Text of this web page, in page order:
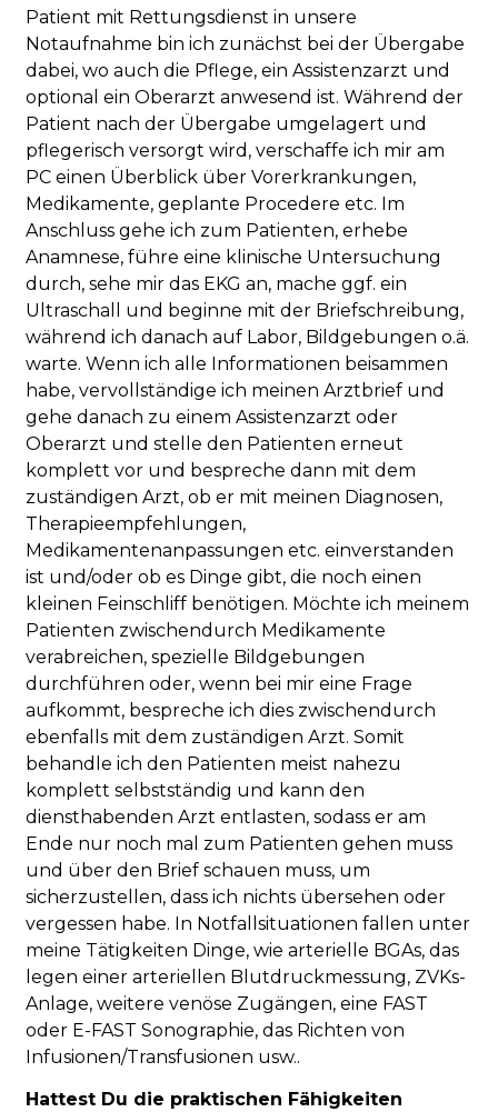
Patient mit Rettungsdienst in unsere
Notaufnahme bin ich zunächst bei der Übergabe
dabei, wo auch die Pflege, ein Assistenzarzt und
optional ein Oberarzt anwesend ist. Während der
Patient nach der Übergabe umgelagert und
pflegerisch versorgt wird, verschaffe ich mir am
PC einen Überblick über Vorerkrankungen,
Medikamente, geplante Procedere etc. Im
Anschluss gehe ich zum Patienten, erhebe
Anamnese, führe eine klinische Untersuchung
durch, sehe mir das EKG an, mache ggf. ein
Ultraschall und beginne mit der Briefschreibung,
während ich danach auf Labor, Bildgebungen o.ä.
warte. Wenn ich alle Informationen beisammen
habe, vervollständige ich meinen Arztbrief und
gehe danach zu einem Assistenzarzt oder
Oberarzt und stelle den Patienten erneut
komplett vor und bespreche dann mit dem
zuständigen Arzt, ob er mit meinen Diagnosen,
Therapieempfehlungen,
Medikamentenanpassungen etc. einverstanden
ist und/oder ob es Dinge gibt, die noch einen
kleinen Feinschliff benötigen. Möchte ich meinem
Patienten zwischendurch Medikamente
verabreichen, spezielle Bildgebungen
durchführen oder, wenn bei mir eine Frage
aufkommt, bespreche ich dies zwischendurch
ebenfalls mit dem zuständigen Arzt. Somit
behandle ich den Patienten meist nahezu
komplett selbstständig und kann den
diensthabenden Arzt entlasten, sodass er am
Ende nur noch mal zum Patienten gehen muss
und über den Brief schauen muss, um
sicherzustellen, dass ich nichts übersehen oder
vergessen habe. In Notfallsituationen fallen unter
meine Tätigkeiten Dinge, wie arterielle BGAs, das
legen einer arteriellen Blutdruckmessung, ZVKs-
Anlage, weitere venöse Zugängen, eine FAST
oder E-FAST Sonographie, das Richten von
Infusionen/Transfusionen usw..
Hattest Du die praktischen Fähigkeiten